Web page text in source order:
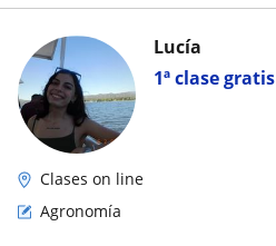
1ª clase gratis
Lucía
Clases on line
Agronomía